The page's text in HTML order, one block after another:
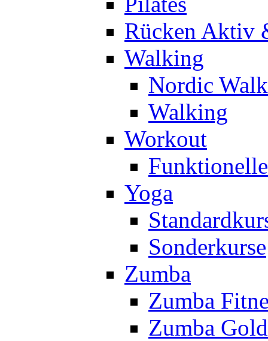
Rücken Aktiv
Walking
Nordic
Walking
Workout
Yoga
Sonderkurse
Zumba
Zumba
Zumba Gold